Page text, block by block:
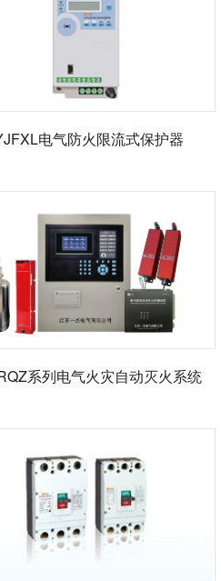
电气防火限流式保护器
系列电气火灾自动灭火系统